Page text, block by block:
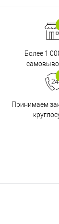
Более 1
Принимаем